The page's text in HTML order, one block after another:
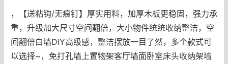
，【送粘钩/无痕钉】厚实用料，加厚木板更稳固，强力承
重，升级加大尺寸空间翻倍，大小物件统统收纳整洁，空
间翻倍白墙DIY高级感，整洁摆放一目了然，多个款式可
以选择~，免打孔墙上置物架客厅墙面卧室床头收纳架墙